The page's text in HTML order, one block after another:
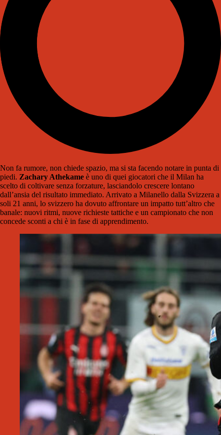
Non fa rumore, non chiede spazio, ma si sta facendo notare in punta di
piedi. Zachary Athekame è uno di quei giocatori che il Milan ha
scelto di coltivare senza forzature, lasciandolo crescere lontano
dall’ansia del risultato immediato. Arrivato a Milanello dalla Svizzera a
soli 21 anni, lo svizzero ha dovuto affrontare un impatto tutt’altro che
banale: nuovi ritmi, nuove richieste tattiche e un campionato che non
concede sconti a chi è in fase di apprendimento.